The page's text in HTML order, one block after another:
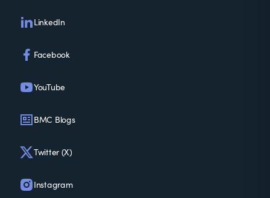
LinkedIn
Facebook
YouTube
BMC Blogs
Twitter (X)
Instagram